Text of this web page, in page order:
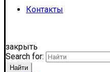
Контакты
закрыть
Search for:
Найти